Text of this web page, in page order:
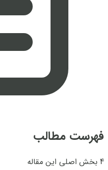
فهرست مطالب
4 بخش اصلی این مقاله